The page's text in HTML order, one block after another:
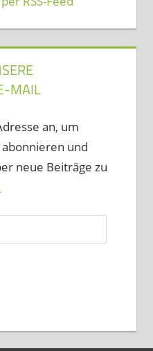
MAIL
an, um
und
neue Beiträge zu